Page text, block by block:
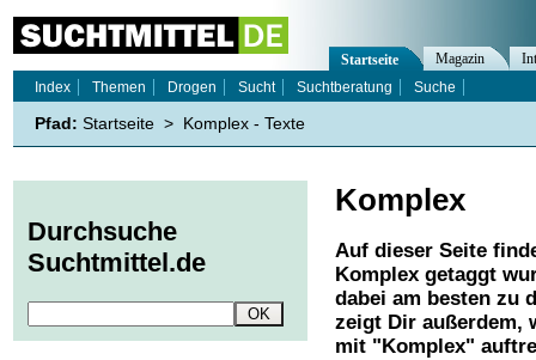
Komplex
Auf dieser Seite
Komplex getaggt
dabei am besten zu
zeigt Dir außerdem,
mit " Komplex"
Startseite Magazin
Index
Themen Drogen Sucht Suchtberatung Suche
Pfad: Startseite > Komplex - Texte
Durchsuche
Suchtmittel.de